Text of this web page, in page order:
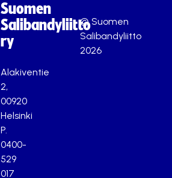
Suomen
Salibandyliitto
ry
Alakiventie
2,
00920
Helsinki
P.
0400-
529
017
© Suomen
Salibandyliitto
2026